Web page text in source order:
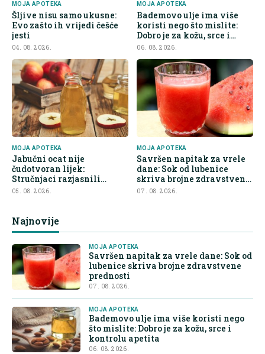
MOJA APOTEKA
Šljive nisu samo ukusne:
Evo zašto ih vrijedi češće
jesti
04. 08. 2026.
MOJA APOTEKA
Bademovo ulje ima više
koristi nego što mislite:
Dobro je za kožu, srce i
kontrolu apetita
06. 08. 2026.
MOJA APOTEKA
Jabučni ocat nije
čudotvoran lijek:
Stručnjaci razjasnili
najveće zablude
05. 08. 2026.
MOJA APOTEKA
Savršen napitak za vrele
dane: Sok od lubenice
skriva brojne zdravstvene
prednosti
07. 08. 2026.
Najnovije
MOJA APOTEKA
Savršen napitak za vrele dane: Sok od
lubenice skriva brojne zdravstvene
prednosti
07. 08. 2026.
MOJA APOTEKA
Bademovo ulje ima više koristi nego
što mislite: Dobro je za kožu, srce i
kontrolu apetita
06. 08. 2026.